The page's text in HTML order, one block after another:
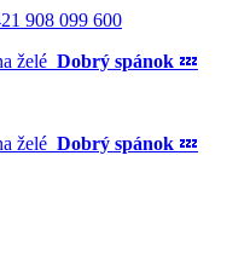
908 099 600
želé Dobrý spánok 💤
želé Dobrý spánok 💤